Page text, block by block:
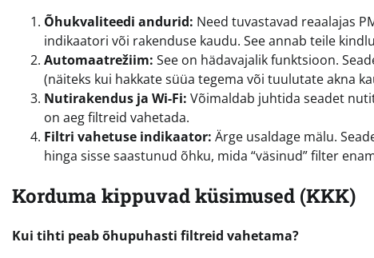
Õhukvaliteedi andurid: Need tuvastavad reaalajas
indikaatori või rakenduse kaudu. See annab teile
Automaatrežiim: See on hädavajalik funktsioon.
(näiteks kui hakkate süüa tegema või tuulutate akna
Nutirakendus ja Wi-Fi: Võimaldab juhtida seadet
on aeg filtreid vahetada.
Filtri vahetuse indikaator: Ärge usaldage mälu.
hinga sisse saastunud õhku, mida “väsinud” filter
Korduma kippuvad küsimused (KKK)
Kui tihti peab õhupuhasti filtreid vahetama?